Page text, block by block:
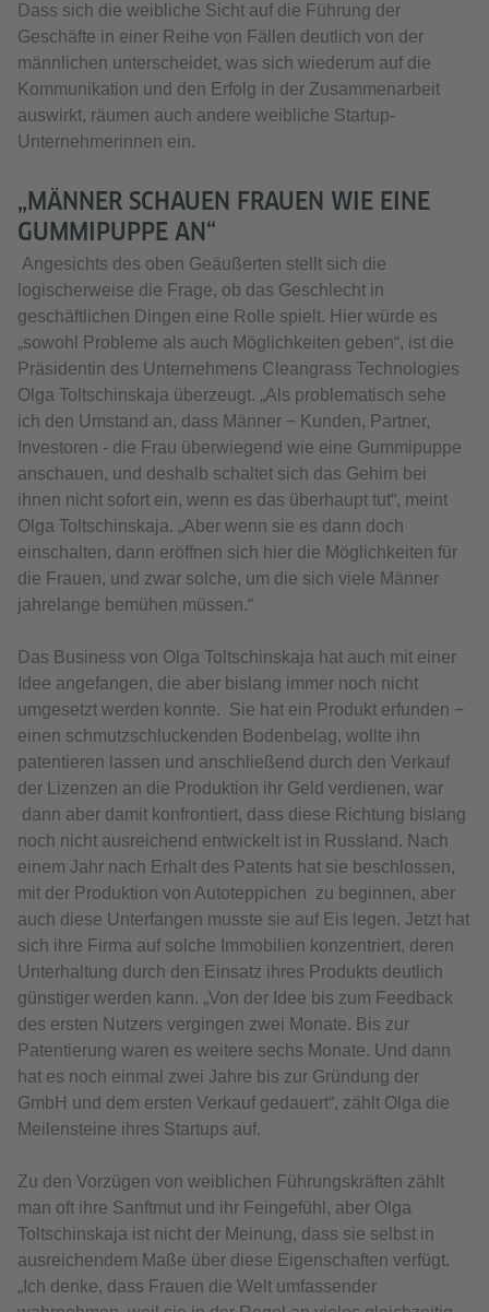
Dass sich die weibliche Sicht auf die Führung der
Geschäfte in einer Reihe von Fällen deutlich von der
männlichen unterscheidet, was sich wiederum auf die
Kommunikation und den Erfolg in der Zusammenarbeit
auswirkt, räumen auch andere weibliche Startup-
Unternehmerinnen ein.
„MÄNNER SCHAUEN FRAUEN WIE EINE
GUMMIPUPPE AN“
Angesichts des oben Geäußerten stellt sich die
logischerweise die Frage, ob das Geschlecht in
geschäftlichen Dingen eine Rolle spielt. Hier würde es
„sowohl Probleme als auch Möglichkeiten geben“, ist die
Präsidentin des Unternehmens Cleangrass Technologies
Olga Toltschinskaja überzeugt. „Als problematisch sehe
ich den Umstand an, dass Männer − Kunden, Partner,
Investoren - die Frau überwiegend wie eine Gummipuppe
anschauen, und deshalb schaltet sich das Gehirn bei
ihnen nicht sofort ein, wenn es das überhaupt tut“, meint
Olga Toltschinskaja. „Aber wenn sie es dann doch
einschalten, dann eröffnen sich hier die Möglichkeiten für
die Frauen, und zwar solche, um die sich viele Männer
jahrelange bemühen müssen.“
Das Business von Olga Toltschinskaja hat auch mit einer
Idee angefangen, die aber bislang immer noch nicht
umgesetzt werden konnte. Sie hat ein Produkt erfunden −
einen schmutzschluckenden Bodenbelag, wollte ihn
patentieren lassen und anschließend durch den Verkauf
der Lizenzen an die Produktion ihr Geld verdienen, war
dann aber damit konfrontiert, dass diese Richtung bislang
noch nicht ausreichend entwickelt ist in Russland. Nach
einem Jahr nach Erhalt des Patents hat sie beschlossen,
mit der Produktion von Autoteppichen zu beginnen, aber
auch diese Unterfangen musste sie auf Eis legen. Jetzt hat
sich ihre Firma auf solche Immobilien konzentriert, deren
Unterhaltung durch den Einsatz ihres Produkts deutlich
günstiger werden kann. „Von der Idee bis zum Feedback
des ersten Nutzers vergingen zwei Monate. Bis zur
Patentierung waren es weitere sechs Monate. Und dann
hat es noch einmal zwei Jahre bis zur Gründung der
GmbH und dem ersten Verkauf gedauert“, zählt Olga die
Meilensteine ihres Startups auf.
Zu den Vorzügen von weiblichen Führungskräften zählt
man oft ihre Sanftmut und ihr Feingefühl, aber Olga
Toltschinskaja ist nicht der Meinung, dass sie selbst in
ausreichendem Maße über diese Eigenschaften verfügt.
„Ich denke, dass Frauen die Welt umfassender